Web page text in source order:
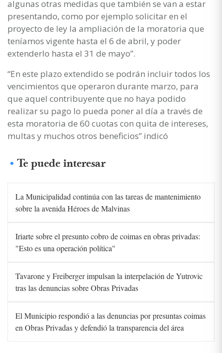
algunas otras medidas que también se van a estar
presentando, como por ejemplo solicitar en el
proyecto de ley la ampliación de la moratoria que
teníamos vigente hasta el 6 de abril, y poder
extenderlo hasta el 31 de mayo”.
“En este plazo extendido se podrán incluir todos los
vencimientos que operaron durante marzo, para
que aquel contribuyente que no haya podido
realizar su pago lo pueda poner al día a través de
esta moratoria de 60 cuotas con quita de intereses,
multas y muchos otros beneficios” indicó
Te puede interesar
La Municipalidad continúa con las tareas de mantenimiento
sobre la avenida Héroes de Malvinas
Iriarte sobre el presunto cobro de coimas en obras privadas:
"Esto es una operación política"
Tavarone y Freiberger impulsan la interpelación de Yutrovic
tras las denuncias sobre Obras Privadas
El Municipio respondió a las denuncias por presuntas coimas
en Obras Privadas y defendió la transparencia del área